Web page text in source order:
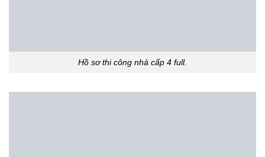
Hồ sơ thi công nhà cấp 4 full.